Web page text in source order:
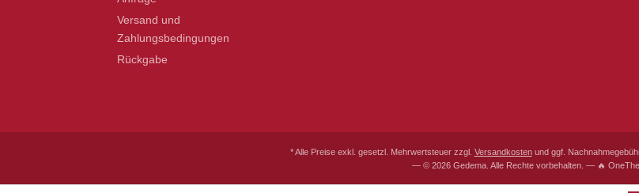
Versand und
Zahlungsbedingungen
Rückgabe
* Alle Preise exkl. gesetzl. Mehrwertsteuer zzgl. Versandkostenund ggf.
— © 2026 Gedema. Alle Rechte vorbehalten. — 🔥